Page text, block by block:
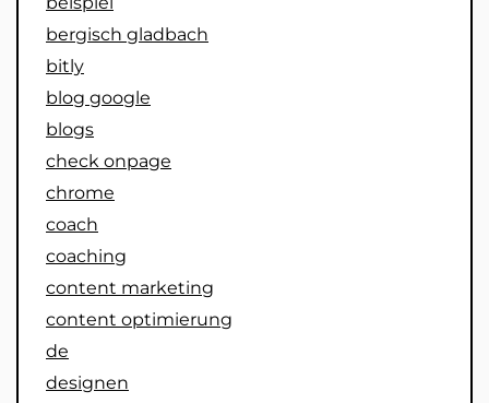
bergisch gladbach
bitly
blog google
blogs
check onpage
chrome
coach
coaching
content marketing
content optimierung
de
designen